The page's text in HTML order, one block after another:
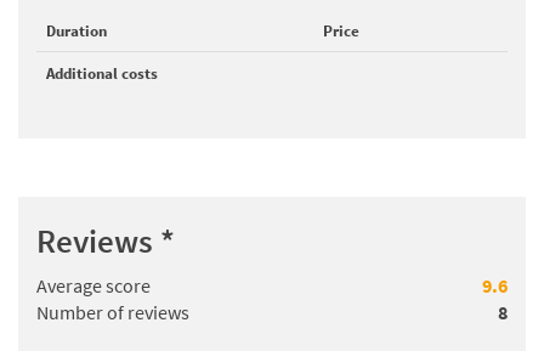
Duration Price
Additional costs
Reviews *
Average score
9.6
Number of reviews
8